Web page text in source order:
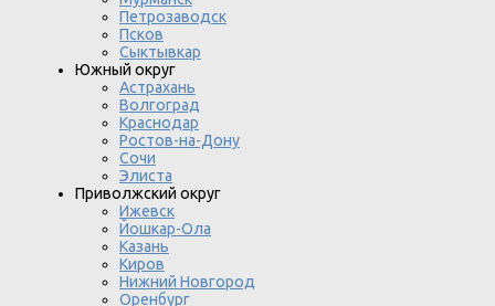
Петрозаводск
Псков
Сыктывкар
Южный округ
Астрахань
Волгоград
Краснодар
Ростов-на-Дону
Сочи
Элиста
Приволжский округ
Ижевск
Йошкар-Ола
Казань
Киров
Нижний Новгород
Оренбург